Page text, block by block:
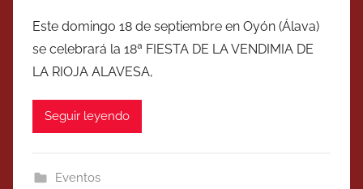
Este domingo 18 de septiembre en Oyón (Álava)
se celebrará la 18ª FIESTA DE LA VENDIMIA DE
LA RIOJA ALAVESA,
Seguir leyendo
Eventos